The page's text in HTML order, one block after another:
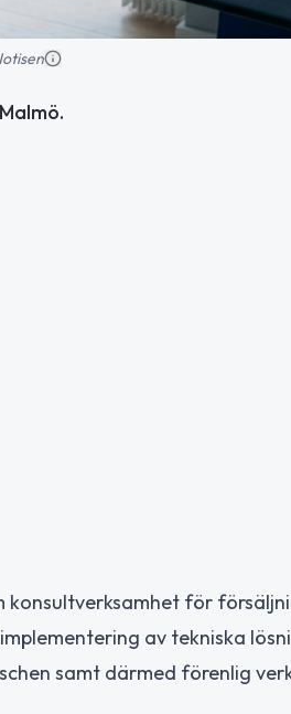
konsultverksamhet för
av tekniska
samt därmed förenlig